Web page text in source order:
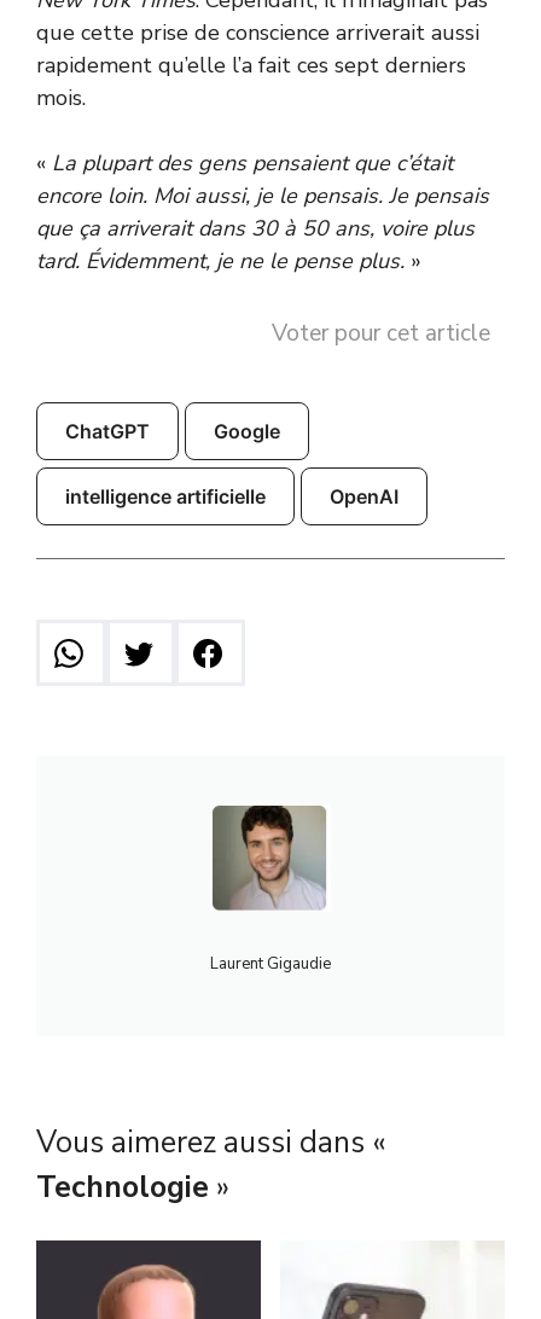
que cette prise de conscience arriverait aussi
rapidement qu’elle l’a fait ces sept derniers
mois.
« La plupart des gens pensaient que c’était
encore loin. Moi aussi, je le pensais. Je pensais
que ça arriverait dans 30 à 50 ans, voire plus
tard. Évidemment, je ne le pense plus. »
Voter pour cet article
ChatGPT Google
intelligence artificielle OpenAI
Laurent Gigaudie
Vous aimerez aussi dans «
Technologie »